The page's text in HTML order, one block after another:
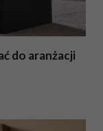
do aranżacji